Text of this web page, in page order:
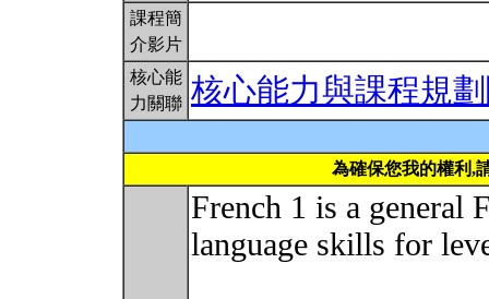
課程簡
介影片
核心能
力關聯 核心能力與課程規
為確保您我的權利,
French 1 is a general
language skills for